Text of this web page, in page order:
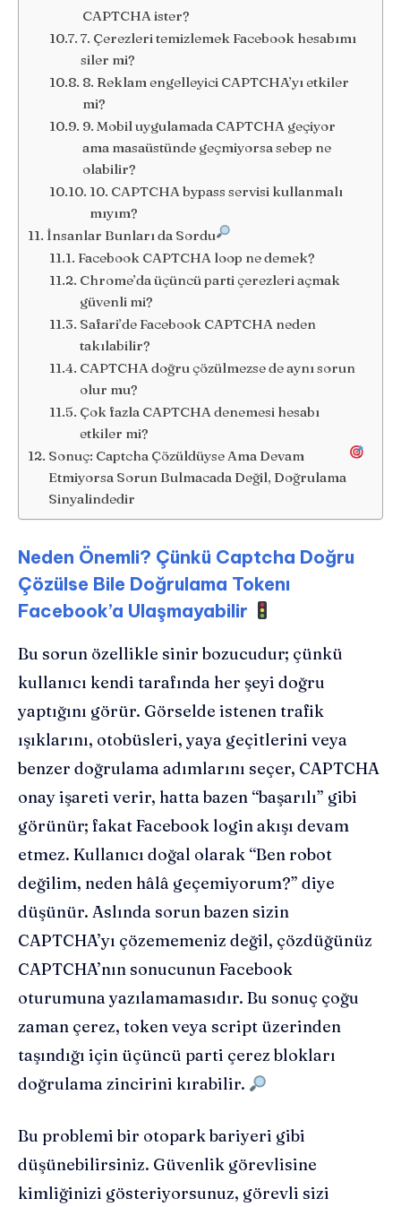
CAPTCHA ister?
7. Çerezleri temizlemek Facebook hesabımı
siler mi?
8. Reklam engelleyici CAPTCHA’yı etkiler
mi?
9. Mobil uygulamada CAPTCHA geçiyor
ama masaüstünde geçmiyorsa sebep ne
olabilir?
10. CAPTCHA bypass servisi kullanmalı
mıyım?
İnsanlar Bunları da Sordu
Facebook CAPTCHA loop ne demek?
Chrome’da üçüncü parti çerezleri açmak
güvenli mi?
Safari’de Facebook CAPTCHA neden
takılabilir?
CAPTCHA doğru çözülmezse de aynı sorun
olur mu?
Çok fazla CAPTCHA denemesi hesabı
etkiler mi?
Sonuç: Captcha Çözüldüyse Ama Devam
Etmiyorsa Sorun Bulmacada Değil, Doğrulama
Sinyalindedir
Neden Önemli? Çünkü Captcha Doğru
Çözülse Bile Doğrulama Tokenı
Facebook’a Ulaşmayabilir
Bu sorun özellikle sinir bozucudur; çünkü
kullanıcı kendi tarafında her şeyi doğru
yaptığını görür. Görselde istenen trafik
ışıklarını, otobüsleri, yaya geçitlerini veya
benzer doğrulama adımlarını seçer, CAPTCHA
onay işareti verir, hatta bazen “başarılı” gibi
görünür; fakat Facebook login akışı devam
etmez. Kullanıcı doğal olarak “Ben robot
değilim, neden hâlâ geçemiyorum?” diye
düşünür. Aslında sorun bazen sizin
CAPTCHA’yı çözememeniz değil, çözdüğünüz
CAPTCHA’nın sonucunun Facebook
oturumuna yazılamamasıdır. Bu sonuç çoğu
zaman çerez, token veya script üzerinden
taşındığı için üçüncü parti çerez blokları
doğrulama zincirini kırabilir.
Bu problemi bir otopark bariyeri gibi
düşünebilirsiniz. Güvenlik görevlisine
kimliğinizi gösteriyorsunuz, görevli sizi